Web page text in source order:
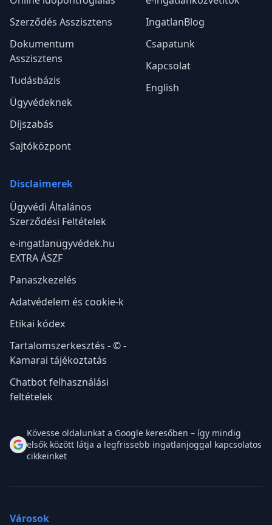
Szerződés Asszisztens
Dokumentum
Asszisztens
Tudásbázis
Ügyvédeknek
Díjszabás
Sajtóközpont
IngatlanBlog
Csapatunk
Kapcsolat
English
Disclaimerek
Ügyvédi Általános
Szerződési Feltételek
e-ingatlanügyvédek.hu
EXTRA ÁSZF
Panaszkezelés
Adatvédelem és cookie-k
Etikai kódex
Tartalomszerkesztés - © -
Kamarai tájékoztatás
Chatbot felhasználási
feltételek
Kövesse oldalunkat a Google keresőben – így mindig
elsők között látja a legfrissebb ingatlanjoggal kapcsolatos
cikkeinket
Városok